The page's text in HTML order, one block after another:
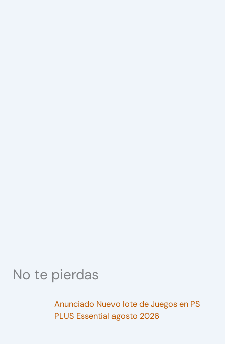
No te pierdas
Anunciado Nuevo lote de Juegos en PS
PLUS Essential agosto 2026